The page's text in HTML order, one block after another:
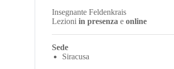
Insegnante Feldenkrais
Lezioniin presenza eonline
Sede
Siracusa